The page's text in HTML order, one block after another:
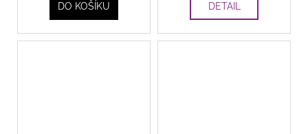
DO KOŠÍKU DETAIL